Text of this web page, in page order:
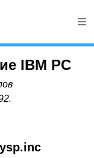
IBM PC